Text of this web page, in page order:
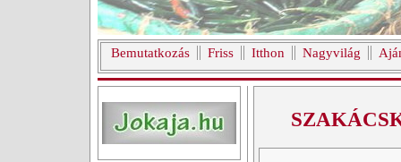
Bemutatkozás Friss Itthon Nagyvilág